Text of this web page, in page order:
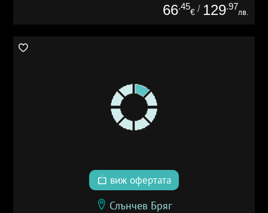
66.45
€ / 129.97
лв.
виж офертата
Слънчев Бряг